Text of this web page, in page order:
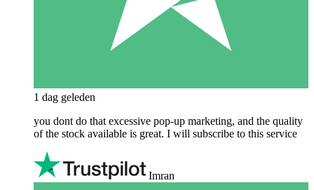
1 dag geleden
you dont do that excessive pop-up marketing, and the quality
of the stock available is great. I will subscribe to this service
Imran